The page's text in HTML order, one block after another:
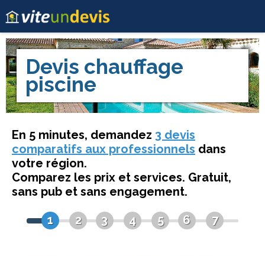
Devis chauffage
piscine
En 5 minutes, demandez 3 devis
comparatifs aux professionnels dans
votre région.
Comparez les prix et services. Gratuit,
sans pub et sans engagement.
1
2 3 4 5 6 7